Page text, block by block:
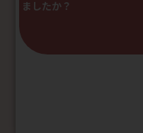
ましたか？